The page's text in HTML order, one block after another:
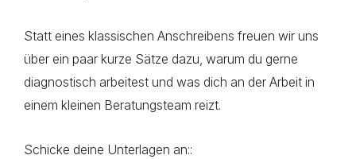
Statt eines klassischen Anschreibens freuen wir uns
über ein paar kurze Sätze dazu, warum du gerne
diagnostisch arbeitest und was dich an der Arbeit in
einem kleinen Beratungsteam reizt.
Schicke deine Unterlagen an::